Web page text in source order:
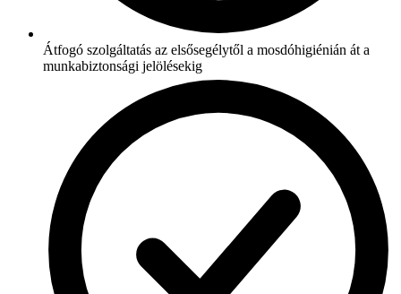
Átfogó szolgáltatás az elsősegélytől a mosdóhigiénián át a
munkabiztonsági jelölésekig